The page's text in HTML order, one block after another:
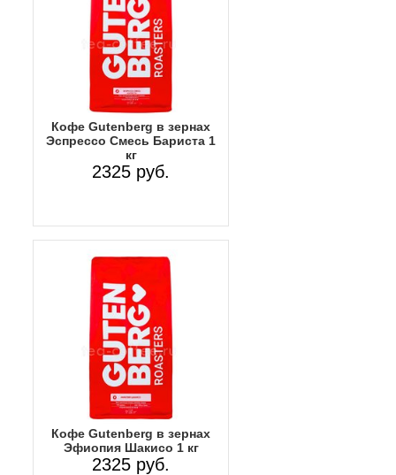
Кофе Gutenberg в зернах
Эспрессо Смесь Бариста 1
кг
2325 руб.
Кофе Gutenberg в зернах
Эфиопия Шакисо 1 кг
2325 руб.